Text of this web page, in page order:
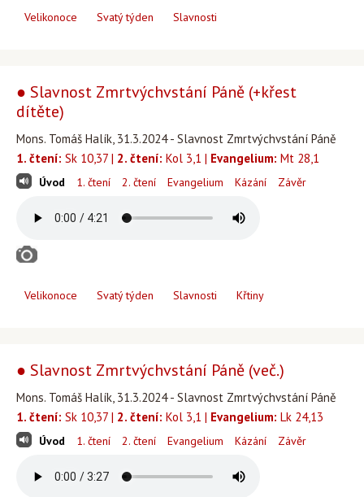
Velikonoce Svatý týden Slavnosti
● Slavnost Zmrtvýchvstání Páně (+křest
dítěte)
Mons. Tomáš Halík, 31.3.2024 - Slavnost Zmrtvýchvstání Páně
1. čtení: Sk 10,37 | 2. čtení: Kol 3,1 | Evangelium: Mt 28,1
Úvod 1. čtení 2. čtení Evangelium Kázání Závěr
Velikonoce Svatý týden Slavnosti Křtiny
● Slavnost Zmrtvýchvstání Páně (več.)
Mons. Tomáš Halík, 31.3.2024 - Slavnost Zmrtvýchvstání Páně
1. čtení: Sk 10,37 | 2. čtení: Kol 3,1 | Evangelium: Lk 24,13
Úvod 1. čtení 2. čtení Evangelium Kázání Závěr